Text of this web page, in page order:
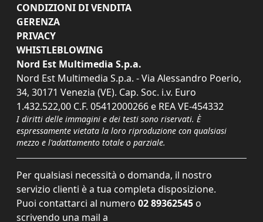
CONDIZIONI DI VENDITA
GERENZA
PRIVACY
WHISTLEBLOWING
Nord Est Multimedia S.p.a.
Nord Est Multimedia S.p.a. - Via Alessandro Poerio,
34, 30171 Venezia (VE). Cap. Soc. i.v. Euro
1.432.522,00 C.F. 05412000266 e REA VE-454332
I diritti delle immagini e dei testi sono riservati. È
espressamente vietata la loro riproduzione con qualsiasi
mezzo e l'adattamento totale o parziale.
Per qualsiasi necessità o domanda, il nostro
servizio clienti è a tua completa disposizione.
Puoi contattarci al numero 02 89362545 o
scrivendo una mail a